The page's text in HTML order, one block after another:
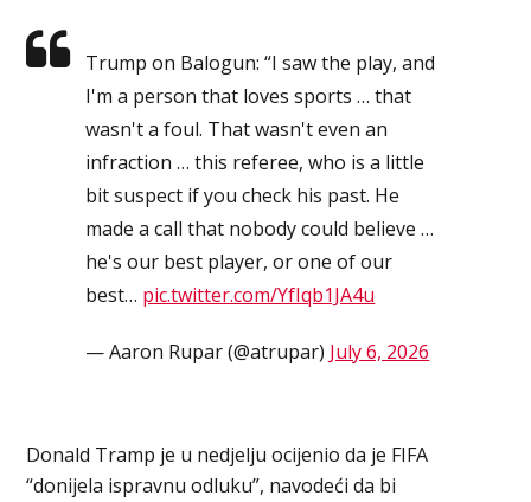
Trump on Balogun: “I saw the play, and
I'm a person that loves sports … that
wasn't a foul. That wasn't even an
infraction … this referee, who is a little
bit suspect if you check his past. He
made a call that nobody could believe …
he's our best player, or one of our
best… pic.twitter.com/YfIqb1JA4u
— Aaron Rupar (@atrupar) July 6, 2026
Donald Tramp je u nedjelju ocijenio da je FIFA
“donijela ispravnu odluku”, navodeći da bi